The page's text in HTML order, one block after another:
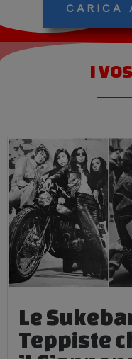
CARICA
I
Le
Teppiste